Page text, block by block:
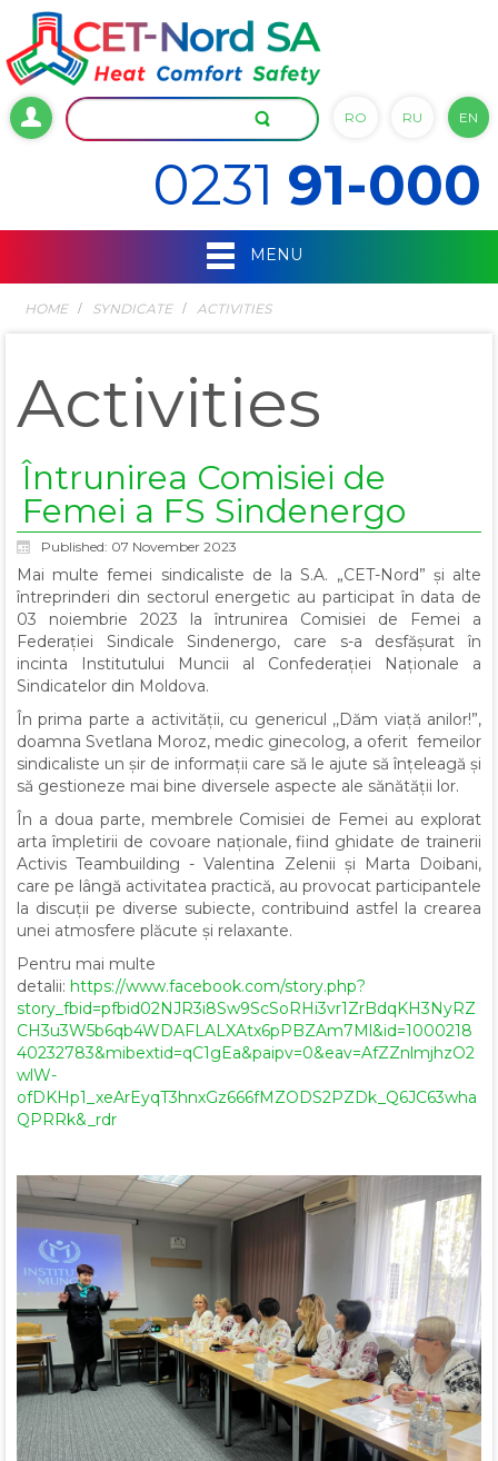
RO RU EN
0231 91-000
MENU
HOME SYNDICATE ACTIVITIES
Activities
Întrunirea Comisiei de
Femei a FS Sindenergo
Published: 07 November 2023
Mai multe femei sindicaliste de la S.A. „CET-Nord” și alte
întreprinderi din sectorul energetic au participat în data de
03 noiembrie 2023 la întrunirea Comisiei de Femei a
Federației Sindicale Sindenergo, care s-a desfășurat în
incinta Institutului Muncii al Confederației Naționale a
Sindicatelor din Moldova.
În prima parte a activității, cu genericul ,,Dăm viață anilor!”,
doamna Svetlana Moroz, medic ginecolog, a oferit femeilor
sindicaliste un șir de informații care să le ajute să înțeleagă și
să gestioneze mai bine diversele aspecte ale sănătății lor.
În a doua parte, membrele Comisiei de Femei au explorat
arta împletirii de covoare naționale, fiind ghidate de trainerii
Activis Teambuilding - Valentina Zelenii și Marta Doibani,
care pe lângă activitatea practică, au provocat participantele
la discuții pe diverse subiecte, contribuind astfel la crearea
unei atmosfere plăcute și relaxante.
Pentru mai multe
detalii: https://www.facebook.com/story.php?
story_fbid=pfbid02NJR3i8Sw9ScSoRHi3vr1ZrBdqKH3NyRZ
CH3u3W5b6qb4WDAFLALXAtx6pPBZAm7Ml&id=1000218
40232783&mibextid=qC1gEa&paipv=0&eav=AfZZnlmjhzO2
wlW-
ofDKHp1_xeArEyqT3hnxGz666fMZODS2PZDk_Q6JC63wha
QPRRk&_rdr